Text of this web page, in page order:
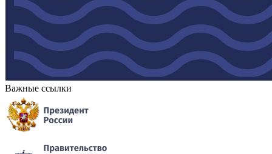
Важные ссылки